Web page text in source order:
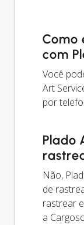
Como
com
Você
Art
por
Plado
Não,
de
rastrear
a